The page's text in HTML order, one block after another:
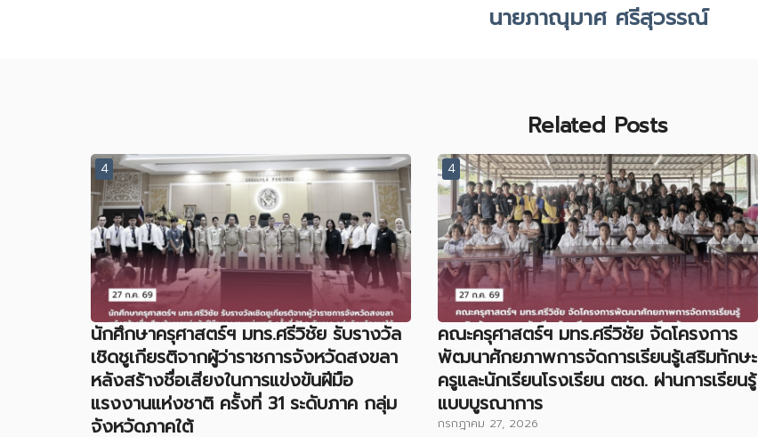
นายภาณุมาศ ศรีสุวรรณ์
Related Posts
4
นักศึกษาครุศาสตร์ฯ มทร.ศรีวิชัย รับรางวัล
เชิดชูเกียรติจากผู้ว่าราชการจังหวัดสงขลา
หลังสร้างชื่อเสียงในการแข่งขันฝีมือ
แรงงานแห่งชาติ ครั้งที่ 31 ระดับภาค กลุ่ม
จังหวัดภาคใต้
4
คณะครุศาสตร์ฯ มทร.ศรีวิชัย จัดโครงการ
พัฒนาศักยภาพการจัดการเรียนรู้เสริมทักษะ
ครูและนักเรียนโรงเรียน ตชด. ผ่านการเรียนรู้
แบบบูรณาการ
กรกฎาคม 27, 2026